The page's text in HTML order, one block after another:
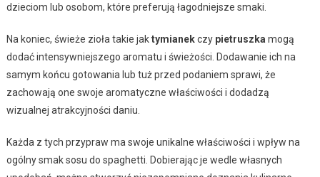
dzieciom lub osobom, które preferują łagodniejsze smaki.
Na koniec, świeże zioła takie jaktymianekczy pietruszka mogą
dodać intensywniejszego aromatu i świeżości. Dodawanie ich na
samym końcu gotowania lub tuż przed podaniem sprawi, że
zachowają one swoje aromatyczne właściwości i dodadzą
wizualnej atrakcyjności daniu.
Każda z tych przypraw ma swoje unikalne właściwości i wpływ na
ogólny smak sosu do spaghetti. Dobierając je wedle własnych